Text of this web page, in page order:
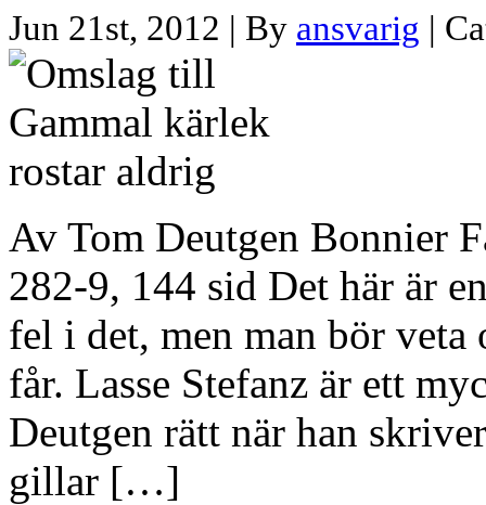
Jun 21st, 2012 | By ansvarig |
Av Tom Deutgen Bonnier
282-9, 144 sid Det här är
fel i det, men man bör veta
får. Lasse Stefanz är ett
Deutgen rätt när han
gillar […]